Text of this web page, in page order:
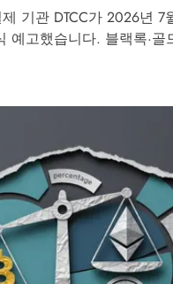
기관 DTCC가 2026년 7
예고했습니다. 블랙록·골
시장 구조 변화가 본격